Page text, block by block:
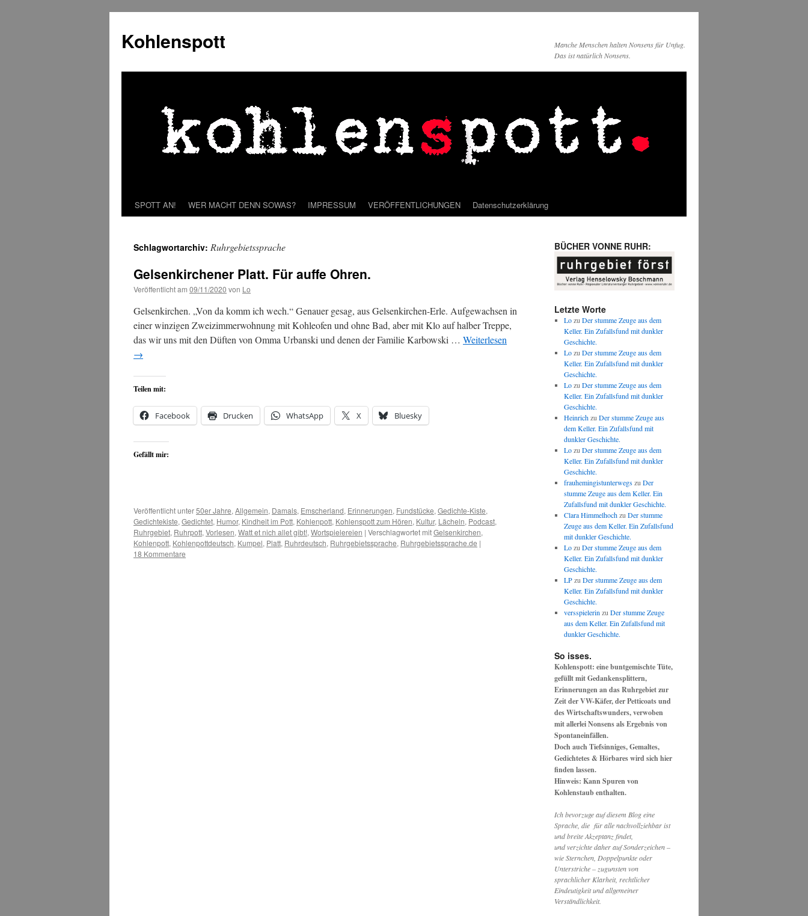
springen
Kohlenspott
Manche Menschen halten Nonsens für Unfug.
Das ist natürlich Nonsens.
SPOTT AN! WER MACHT DENN SOWAS? IMPRESSUM VERÖFFENTLICHUNGEN Datenschutzerklärung
Schlagwortarchiv: Ruhrgebietssprache
Gelsenkirchener Platt. Für auffe Ohren.
Veröffentlicht am 09/11/2020 von Lo
Gelsenkirchen. „Von da komm ich wech.“ Genauer gesag, aus Gelsenkirchen-Erle. Aufgewachsen in
einer winzigen Zweizimmerwohnung mit Kohleofen und ohne Bad, aber mit Klo auf halber Treppe,
das wir uns mit den Düften von Omma Urbanski und denen der Familie Karbowski … Weiterlesen
→
Teilen mit:
Facebook Drucken WhatsApp X Bluesky
Gefällt mir:
Veröffentlicht unter50er Jahre, Allgemein, Damals, Emscherland, Erinnerungen, Fundstücke, Gedichte-Kiste,
Gedichtekiste, Gedichtet, Humor, Kindheit im Pott, Kohlenpott, Kohlenspott zum Hören, Kultur, Lächeln, Podcast,
Ruhrgebiet, Ruhrpott, Vorlesen, Watt et nich allet gibt!, Wortspielereien | Verschlagwortet mitGelsenkirchen,
Kohlenpott, Kohlenpottdeutsch, Kumpel, Platt, Ruhrdeutsch, Ruhrgebietssprache, Ruhrgebietssprache.de |
18 Kommentare
BÜCHER VONNE RUHR:
Letzte Worte
LozuDer stumme Zeuge aus dem
Keller. Ein Zufallsfund mit dunkler
Geschichte.
LozuDer stumme Zeuge aus dem
Keller. Ein Zufallsfund mit dunkler
Geschichte.
LozuDer stumme Zeuge aus dem
Keller. Ein Zufallsfund mit dunkler
Geschichte.
HeinrichzuDer stumme Zeuge aus
dem Keller. Ein Zufallsfund mit
dunkler Geschichte.
LozuDer stumme Zeuge aus dem
Keller. Ein Zufallsfund mit dunkler
Geschichte.
frauhemingistunterwegszuDer
stumme Zeuge aus dem Keller. Ein
Zufallsfund mit dunkler Geschichte.
Clara HimmelhochzuDer stumme
Zeuge aus dem Keller. Ein Zufallsfund
mit dunkler Geschichte.
LozuDer stumme Zeuge aus dem
Keller. Ein Zufallsfund mit dunkler
Geschichte.
LPzuDer stumme Zeuge aus dem
Keller. Ein Zufallsfund mit dunkler
Geschichte.
versspielerinzuDer stumme Zeuge
aus dem Keller. Ein Zufallsfund mit
dunkler Geschichte.
So isses.
Kohlenspott: eine buntgemischte Tüte,
gefüllt mit Gedankensplittern,
Erinnerungen an das Ruhrgebiet zur
Zeit der VW-Käfer, der Petticoats und
des Wirtschaftswunders, verwoben
mit allerlei Nonsens als Ergebnis von
Spontaneinfällen.
Doch auch Tiefsinniges, Gemaltes,
Gedichtetes & Hörbares wird sich hier
finden lassen.
Hinweis: Kann Spuren von
Kohlenstaub enthalten.
Ich bevorzuge auf diesem Blog eine
Sprache, die für alle nachvollziehbar ist
und breite Akzeptanz findet,
und verzichte daher auf Sonderzeichen –
wie Sternchen, Doppelpunkte oder
Unterstriche – zugunsten von
sprachlicher Klarheit, rechtlicher
Eindeutigkeit und allgemeiner
Verständlichkeit.